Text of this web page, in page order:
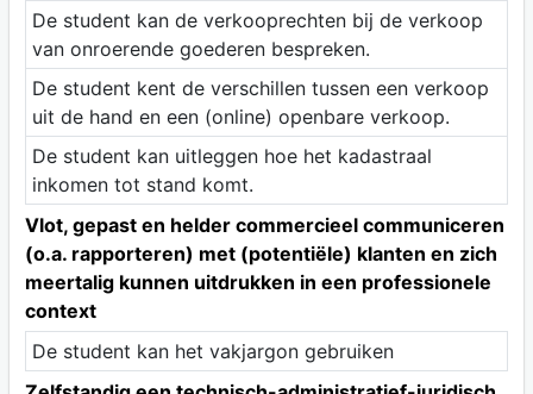
De student kan de verkooprechten bij de verkoop
van onroerende goederen bespreken.
De student kent de verschillen tussen een verkoop
uit de hand en een (online) openbare verkoop.
De student kan uitleggen hoe het kadastraal
inkomen tot stand komt.
Vlot, gepast en helder commercieel communiceren
(o.a. rapporteren) met (potentiële) klanten en zich
meertalig kunnen uitdrukken in een professionele
context
De student kan het vakjargon gebruiken